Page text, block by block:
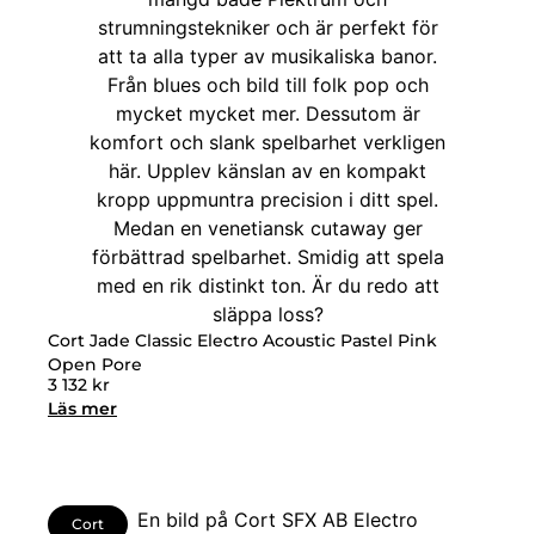
Cort Jade Classic Electro Acoustic Pastel Pink
Open Pore
3 132 kr
Läs mer
Cort